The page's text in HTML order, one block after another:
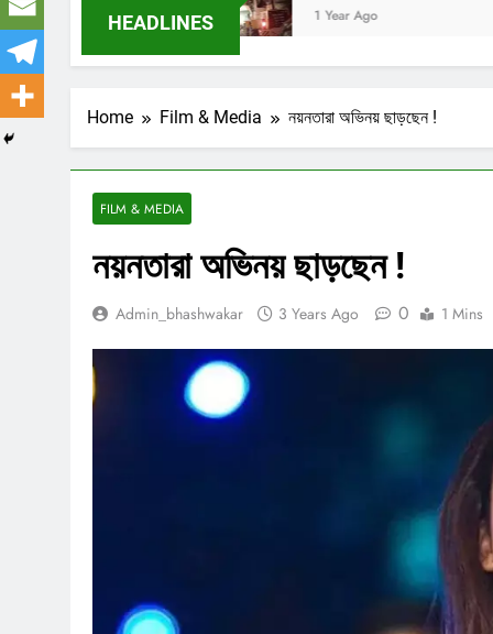
HEADLINES1 Year Ago
Home Film & Media নয়নতারা অভিনয় ছাড়ছেন !
FILM & MEDIA
নয়নতারা অভিনয় ছাড়ছেন !
Admin_bhashwakar 3 Years Ago 0 1 Mins